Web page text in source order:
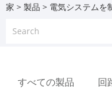
家 > 製品 > 電気システムを
すべての製品 回